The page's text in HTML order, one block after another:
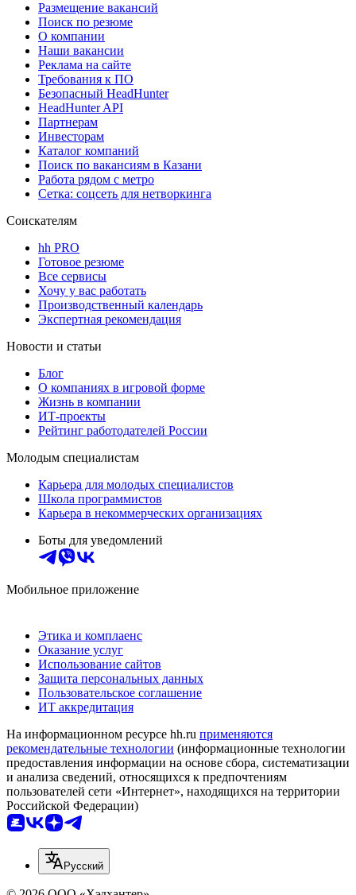
Размещение вакансий
Поиск по резюме
О компании
Наши вакансии
Реклама на сайте
Требования к ПО
Безопасный HeadHunter
HeadHunter API
Партнерам
Инвесторам
Каталог компаний
Поиск по вакансиям в Казани
Работа рядом с метро
Сетка: соцсеть для нетворкинга
Соискателям
hh PRO
Готовое резюме
Все сервисы
Хочу у вас работать
Производственный календарь
Экспертная рекомендация
Новости и статьи
Блог
О компаниях в игровой форме
Жизнь в компании
ИТ-проекты
Рейтинг работодателей России
Молодым специалистам
Карьера для молодых специалистов
Школа программистов
Карьера в некоммерческих организациях
Боты для уведомлений
Мобильное приложение
Этика и комплаенс
Оказание услуг
Использование сайтов
Защита персональных данных
Пользовательское соглашение
ИТ аккредитация
На информационном ресурсе hh.ru применяются
рекомендательные технологии (информационные технологии
предоставления информации на основе сбора, систематизации
и анализа сведений, относящихся к предпочтениям
пользователей сети «Интернет», находящихся на территории
Российской Федерации)
Русский